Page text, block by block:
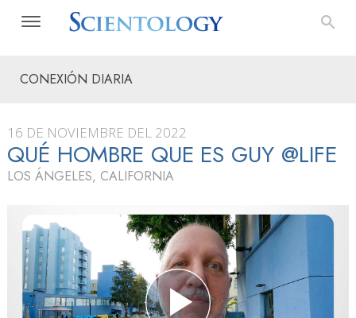
CONEXIÓN DIARIA
16 DE NOVIEMBRE DEL 2022
QUÉ HOMBRE QUE ES GUY @LIFE
LOS ÁNGELES, CALIFORNIA